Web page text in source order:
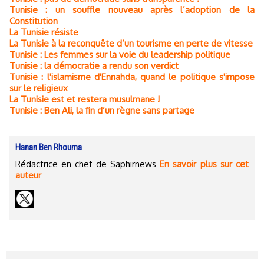
Tunisie : un souffle nouveau après l’adoption de la
Constitution
La Tunisie résiste
La Tunisie à la reconquête d’un tourisme en perte de vitesse
Tunisie : Les femmes sur la voie du leadership politique
Tunisie : la démocratie a rendu son verdict
Tunisie : l'islamisme d'Ennahda, quand le politique s'impose
sur le religieux
La Tunisie est et restera musulmane !
Tunisie : Ben Ali, la fin d’un règne sans partage
Hanan Ben Rhouma
Rédactrice en chef de SaphirnewsEn savoir plus sur cet
auteur